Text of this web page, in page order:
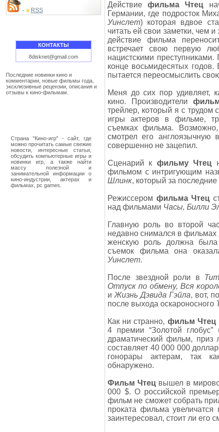
- RSS
КОНТАКТЫ
8disknet@gmail.com
Последние новинки кино и
комментарии, новые фильмы года,
эксклюзивные рецензии, описания и
отзывы к кино-фильмам.
Страна "Кино-игр" - сайт, где
можно прочитать самые свежие
новости, интересные статьи,
обсудить компьютерные игры и
новинки игр, а также найти
массу полезной и
занимательной информации о
кино-индустрии, актерах и
фильмах, pc games.
Действиефильма Чтец
Германии, где подросток
Уинслет) которая вдвое
читать ей свои заметки, чем
действие фильма
встречает свою первую
нацистскими
конце восьмидесятых
пытается переосмыслить
Меня до сих пор удивляет,
кино. Производители
трейлер, который я с трудом
игры актеров в фильме,
съемках фильма.
смотрел его
совершенно не зацепил.
Сценарий к фильму Чтец
фильмом с интригующим
Шлинк, который за
Режиссером фильма Чтец
над фильмами Часы, Билли
Главную роль во второй
недавно снимался в фильмах
женскую роль должна
съемок фильма она
Уинслет.
После звездной роли в
Отпуск по обмену, Вся
и Жизнь Дэвида Гэйла, вот,
после выхода оскароносного
Как ни странно, фильм Чтец
4 премии “Золотой
драматический фильм,
составляет 40 000 000
гонорары актерам, так
обнаружено.
Фильм Чтец вышел в
000 $. О российской
фильм не сможет собрать
проката фильма
заинтересовал, стоит ли его